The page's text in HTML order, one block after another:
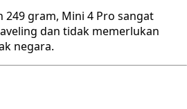
gram, Mini 4 Pro sangat
dan tidak memerlukan
negara.